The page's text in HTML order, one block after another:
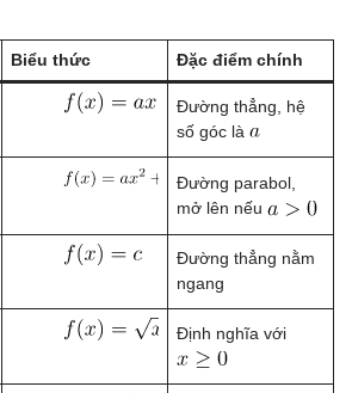
Biểu thức Đặc điểm chính
Đường thẳng, hệ
số góc là
Đường parabol,
mở lên nếu
Đường thẳng nằm
ngang
Định nghĩa với